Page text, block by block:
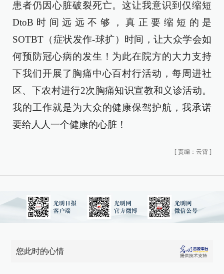
患者仍因心脏破裂死亡。这让我意识到仅缩短
DtoB时间远远不够，真正要缩短的是
SOTBT（症状发作-球扩）时间，让大众学会如
何预防冠心病的发生！为此在院方的大力支持
下我们开展了胸痛中心百村行活动，每周进社
区、下农村进行2次胸痛知识宣教和义诊活动。
我的工作就是为大众的健康保驾护航，我承诺
要给人人一个健康的心脏！
[ 责编：云霄 ]
您此时的心情